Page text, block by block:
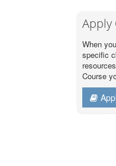
Apply
When
specific
Course